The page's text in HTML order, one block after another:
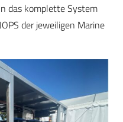
das komplette System
der jeweiligen Marine